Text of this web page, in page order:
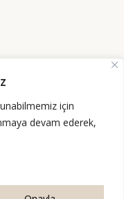
için
devam ederek,